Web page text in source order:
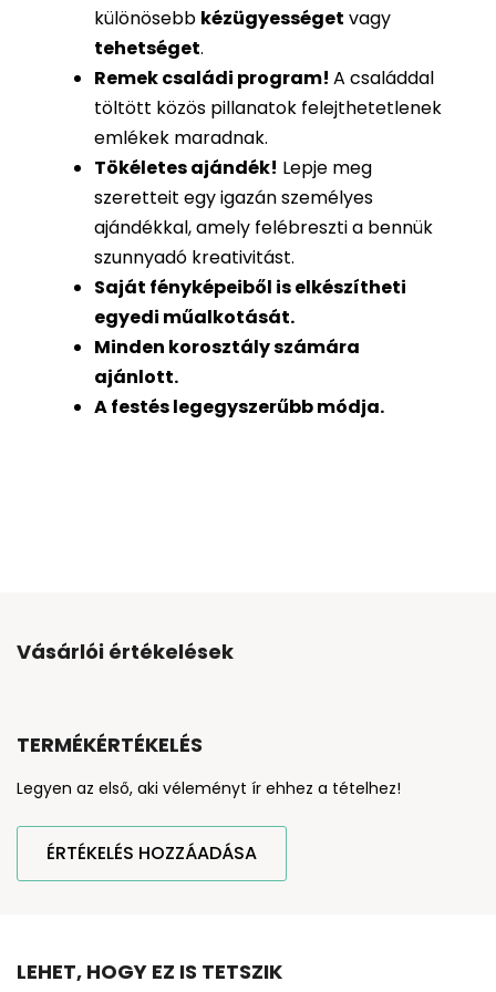
különösebb kézügyességet vagy
tehetséget.
Remek családi program! A családdal
töltött közös pillanatok felejthetetlenek
emlékek maradnak.
Tökéletes ajándék! Lepje meg
szeretteit egy igazán személyes
ajándékkal, amely felébreszti a bennük
szunnyadó kreativitást.
Saját fényképeiből iselkészítheti
egyedi műalkotását.
Minden korosztály számára
ajánlott.
A festés legegyszerűbb módja.
Vásárlói értékelések
TERMÉKÉRTÉKELÉS
Legyen az első, aki véleményt ír ehhez a tételhez!
ÉRTÉKELÉS HOZZÁADÁSA
LEHET, HOGY EZ IS TETSZIK